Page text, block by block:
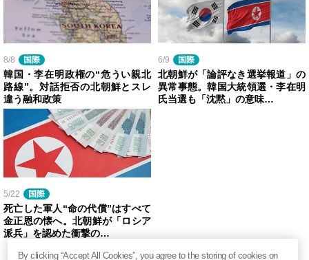
8/8 国際
韓国・李在明政権の“危うい親北
路線”。対話拒否の北朝鮮とスレ
違う融和政策
6/9 国際
北朝鮮が「論評なき選挙報道」の
異常事態。韓国大統領選・李在明
氏当選も「沈黙」の意味…
5/22 国際
死亡した軍人“命の代償”はすべて
金正恩の懐へ。北朝鮮が「ロシア
派兵」を認めた衝撃の…
By clicking “Accept All Cookies”, you agree to the storing of cookies on